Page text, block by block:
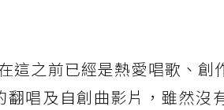
之前已經是熱愛唱歌、創
唱及自創曲影片，雖然沒